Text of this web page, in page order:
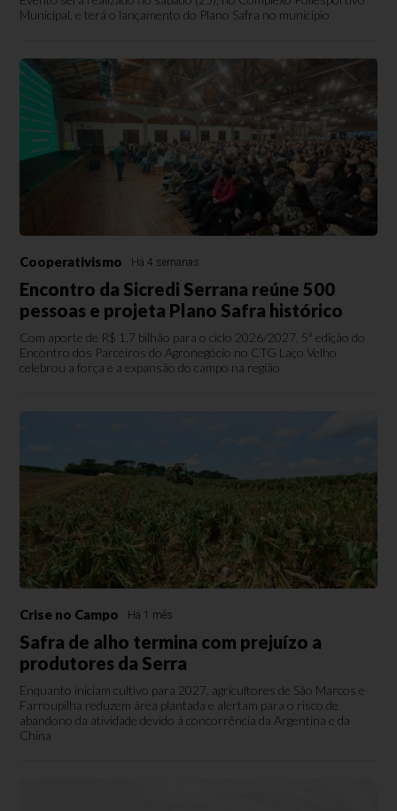
Municipal, e terá o lançamento do Plano Safra no município
Cooperativismo Há 4 semanas
Encontro da Sicredi Serrana reúne 500
pessoas e projeta Plano Safra histórico
Com aporte de R$ 1,7 bilhão para o ciclo 2026/2027, 5ª edição do
Encontro dos Parceiros do Agronegócio no CTG Laço Velho
celebrou a força e a expansão do campo na região
Crise no Campo Há 1 mês
Safra de alho termina com prejuízo a
produtores da Serra
Enquanto iniciam cultivo para 2027, agricultores de São Marcos e
Farroupilha reduzem área plantada e alertam para o risco de
abandono da atividade devido à concorrência da Argentina e da
China